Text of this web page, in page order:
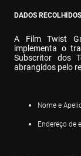
DADOS RECOLHIDOS
A Film Twist
implementa o
Subscritor dos
abrangidos pelo
Nome e
Endereço de